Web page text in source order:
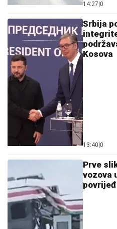
14:27 0
Srbija
Kosova
13:40 0
Prve
vozova